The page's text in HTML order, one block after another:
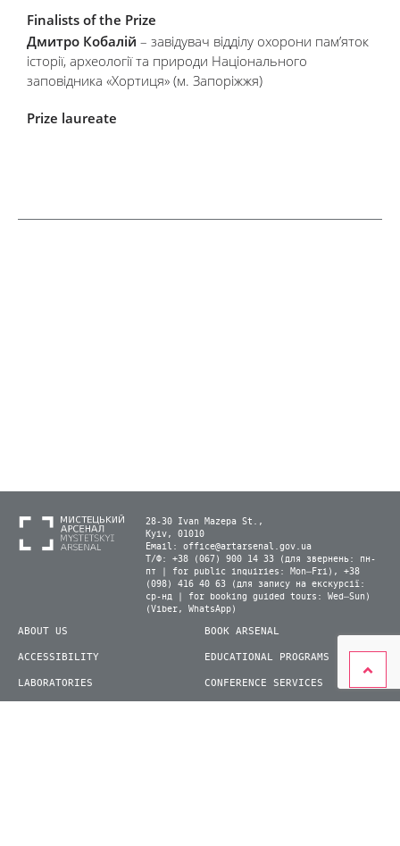
Finalists of the Prize
Дмитро Кобалій – завідувач відділу охорони пам’яток
історії, археології та природи Національного
заповідника «Хортиця» (м. Запоріжжя)
Prize laureate
28-30 Ivan Mazepa St.,
Kyiv, 01010
Email: office@artarsenal.gov.ua
Т/Ф: +38 (067) 900 14 33 (для звернень: пн-
пт | for public inquiries: Mon–Fri), +38
(098) 416 40 63 (для запису на екскурсії:
ср-нд | for booking guided tours: Wed–Sun)
(Viber, WhatsApp)
ABOUT US
ACCESSIBILITY
LABORATORIES
BOOK ARSENAL
EDUCATIONAL PROGRAMS
CONFERENCE SERVICES